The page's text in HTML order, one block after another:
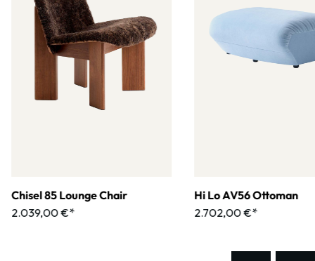
Chisel 85 Lounge Chair
2.039,00 €*
Hi Lo AV56 Ottoman
2.702,00 €*